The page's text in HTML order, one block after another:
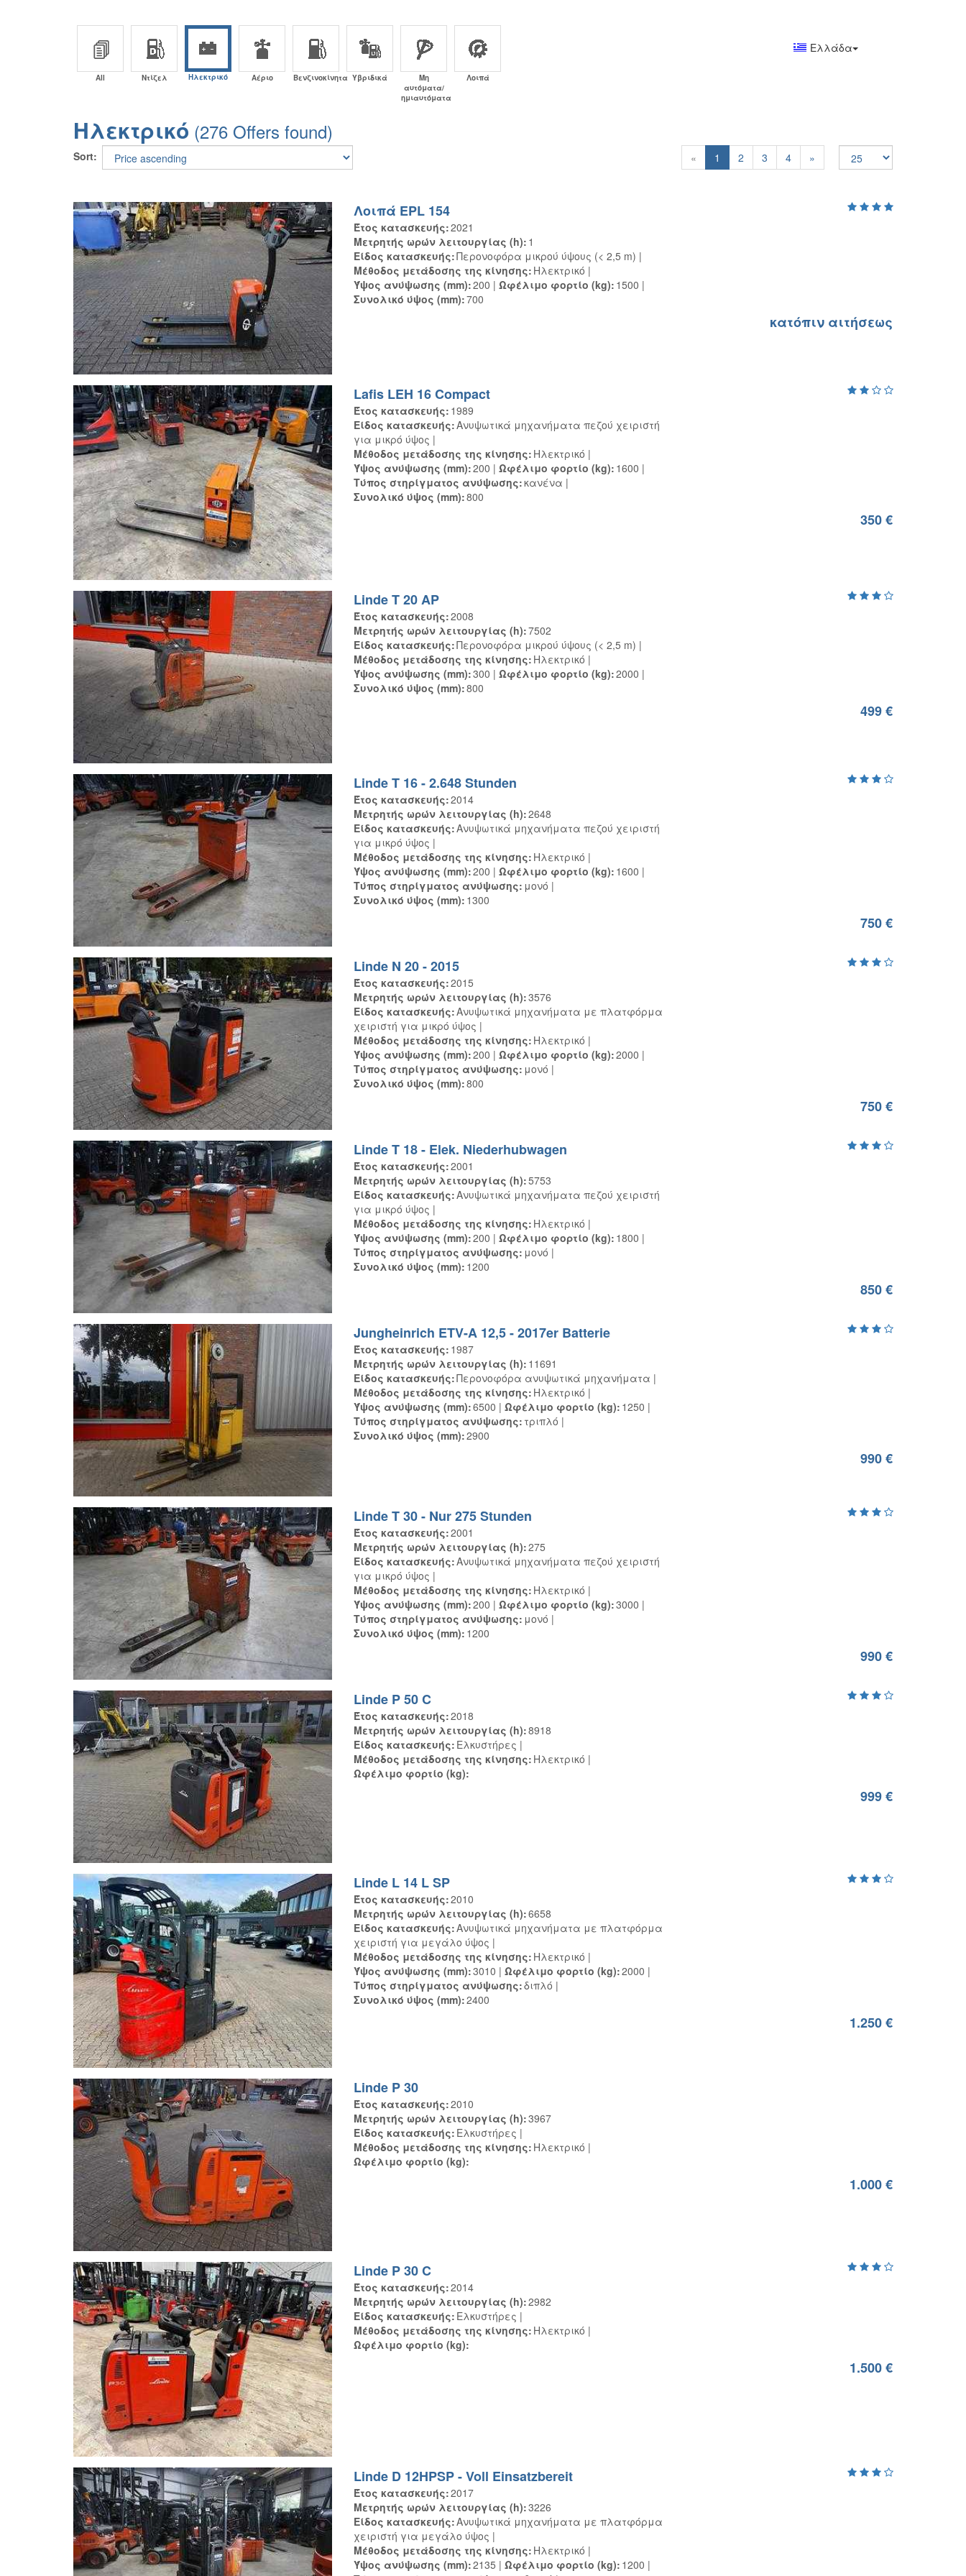
All Ντίζελ Ηλεκτρικό Αέριο Βενζινοκίνητα Υβριδικά
Μη
αυτόματα/
ημιαυτόματα
Λοιπά
Ελλάδα
Ηλεκτρικό (276 Offers found)
Sort « Previous
1 2 3 4 »
Λοιπά EPL 154
Έτος κατασκευής 2021
Μετρητής ωρών λειτουργίας (h) 1
Είδος κατασκευής Περονοφόρα μικρού ύψους (< 2,5 m)
Μέθοδος μετάδοσης της κίνησης Ηλεκτρικό
Ύψος ανύψωσης (mm) 200 Ωφέλιμο φορτίο (kg) 1500
Συνολικό ύψος (mm) 700
κατόπιν αιτήσεως
Lafis LEH 16 Compact
Έτος κατασκευής 1989
Είδος κατασκευής Ανυψωτικά μηχανήματα πεζού χειριστή
για μικρό ύψος
Μέθοδος μετάδοσης της κίνησης Ηλεκτρικό
Ύψος ανύψωσης (mm) 200 Ωφέλιμο φορτίο (kg) 1600
Τύπος στηρίγματος ανύψωσης κανένα
Συνολικό ύψος (mm) 800
350 €
Linde T 20 AP
Έτος κατασκευής 2008
Μετρητής ωρών λειτουργίας (h) 7502
Είδος κατασκευής Περονοφόρα μικρού ύψους (< 2,5 m)
Μέθοδος μετάδοσης της κίνησης Ηλεκτρικό
Ύψος ανύψωσης (mm) 300 Ωφέλιμο φορτίο (kg) 2000
Συνολικό ύψος (mm) 800
499 €
Linde T 16 - 2.648 Stunden
Έτος κατασκευής 2014
Μετρητής ωρών λειτουργίας (h) 2648
Είδος κατασκευής Ανυψωτικά μηχανήματα πεζού χειριστή
για μικρό ύψος
Μέθοδος μετάδοσης της κίνησης Ηλεκτρικό
Ύψος ανύψωσης (mm) 200 Ωφέλιμο φορτίο (kg) 1600
Τύπος στηρίγματος ανύψωσης μονό
Συνολικό ύψος (mm) 1300
750 €
Linde N 20 - 2015
Έτος κατασκευής 2015
Μετρητής ωρών λειτουργίας (h) 3576
Είδος κατασκευής Ανυψωτικά μηχανήματα με πλατφόρμα
χειριστή για μικρό ύψος
Μέθοδος μετάδοσης της κίνησης Ηλεκτρικό
Ύψος ανύψωσης (mm) 200 Ωφέλιμο φορτίο (kg) 2000
Τύπος στηρίγματος ανύψωσης μονό
Συνολικό ύψος (mm) 800
750 €
Linde T 18 - Elek. Niederhubwagen
Έτος κατασκευής 2001
Μετρητής ωρών λειτουργίας (h) 5753
Είδος κατασκευής Ανυψωτικά μηχανήματα πεζού χειριστή
για μικρό ύψος
Μέθοδος μετάδοσης της κίνησης Ηλεκτρικό
Ύψος ανύψωσης (mm) 200 Ωφέλιμο φορτίο (kg) 1800
Τύπος στηρίγματος ανύψωσης μονό
Συνολικό ύψος (mm) 1200
850 €
Jungheinrich ETV-A 12,5 - 2017er Batterie
Έτος κατασκευής 1987
Μετρητής ωρών λειτουργίας (h) 11691
Είδος κατασκευής Περονοφόρα ανυψωτικά μηχανήματα
Μέθοδος μετάδοσης της κίνησης Ηλεκτρικό
Ύψος ανύψωσης (mm) 6500 Ωφέλιμο φορτίο (kg) 1250
Τύπος στηρίγματος ανύψωσης τριπλό
Συνολικό ύψος (mm) 2900
990 €
Linde T 30 - Nur 275 Stunden
Έτος κατασκευής 2001
Μετρητής ωρών λειτουργίας (h) 275
Είδος κατασκευής Ανυψωτικά μηχανήματα πεζού χειριστή
για μικρό ύψος
Μέθοδος μετάδοσης της κίνησης Ηλεκτρικό
Ύψος ανύψωσης (mm) 200 Ωφέλιμο φορτίο (kg) 3000
Τύπος στηρίγματος ανύψωσης μονό
Συνολικό ύψος (mm) 1200
990 €
Linde P 50 C
Έτος κατασκευής 2018
Μετρητής ωρών λειτουργίας (h) 8918
Είδος κατασκευής Ελκυστήρες
Μέθοδος μετάδοσης της κίνησης Ηλεκτρικό
Ωφέλιμο φορτίο (kg)
999 €
Linde L 14 L SP
Έτος κατασκευής 2010
Μετρητής ωρών λειτουργίας (h) 6658
Είδος κατασκευής Ανυψωτικά μηχανήματα με πλατφόρμα
χειριστή για μεγάλο ύψος
Μέθοδος μετάδοσης της κίνησης Ηλεκτρικό
Ύψος ανύψωσης (mm) 3010 Ωφέλιμο φορτίο (kg) 2000
Τύπος στηρίγματος ανύψωσης διπλό
Συνολικό ύψος (mm) 2400
1.250 €
Linde P 30
Έτος κατασκευής 2010
Μετρητής ωρών λειτουργίας (h) 3967
Είδος κατασκευής Ελκυστήρες
Μέθοδος μετάδοσης της κίνησης Ηλεκτρικό
Ωφέλιμο φορτίο (kg)
1.000 €
Linde P 30 C
Έτος κατασκευής 2014
Μετρητής ωρών λειτουργίας (h) 2982
Είδος κατασκευής Ελκυστήρες
Μέθοδος μετάδοσης της κίνησης Ηλεκτρικό
Ωφέλιμο φορτίο (kg)
1.500 €
Linde D 12HPSP - Voll Einsatzbereit
Έτος κατασκευής 2017
Μετρητής ωρών λειτουργίας (h) 3226
Είδος κατασκευής Ανυψωτικά μηχανήματα με πλατφόρμα
χειριστή για μεγάλο ύψος
Μέθοδος μετάδοσης της κίνησης Ηλεκτρικό
Ύψος ανύψωσης (mm) 2135 Ωφέλιμο φορτίο (kg) 1200